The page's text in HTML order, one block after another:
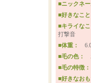
■ニックネ
■好きなこ
■キライな
打撃音
■体重：
■毛の色：
■毛の特徴
■好きなお